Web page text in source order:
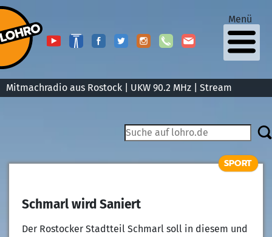
Mitmachradio aus Rostock | UKW 90.2 MHz | Stream
Menü
SPORT
Schmarl wird Saniert
Der Rostocker Stadtteil Schmarl soll in diesem und